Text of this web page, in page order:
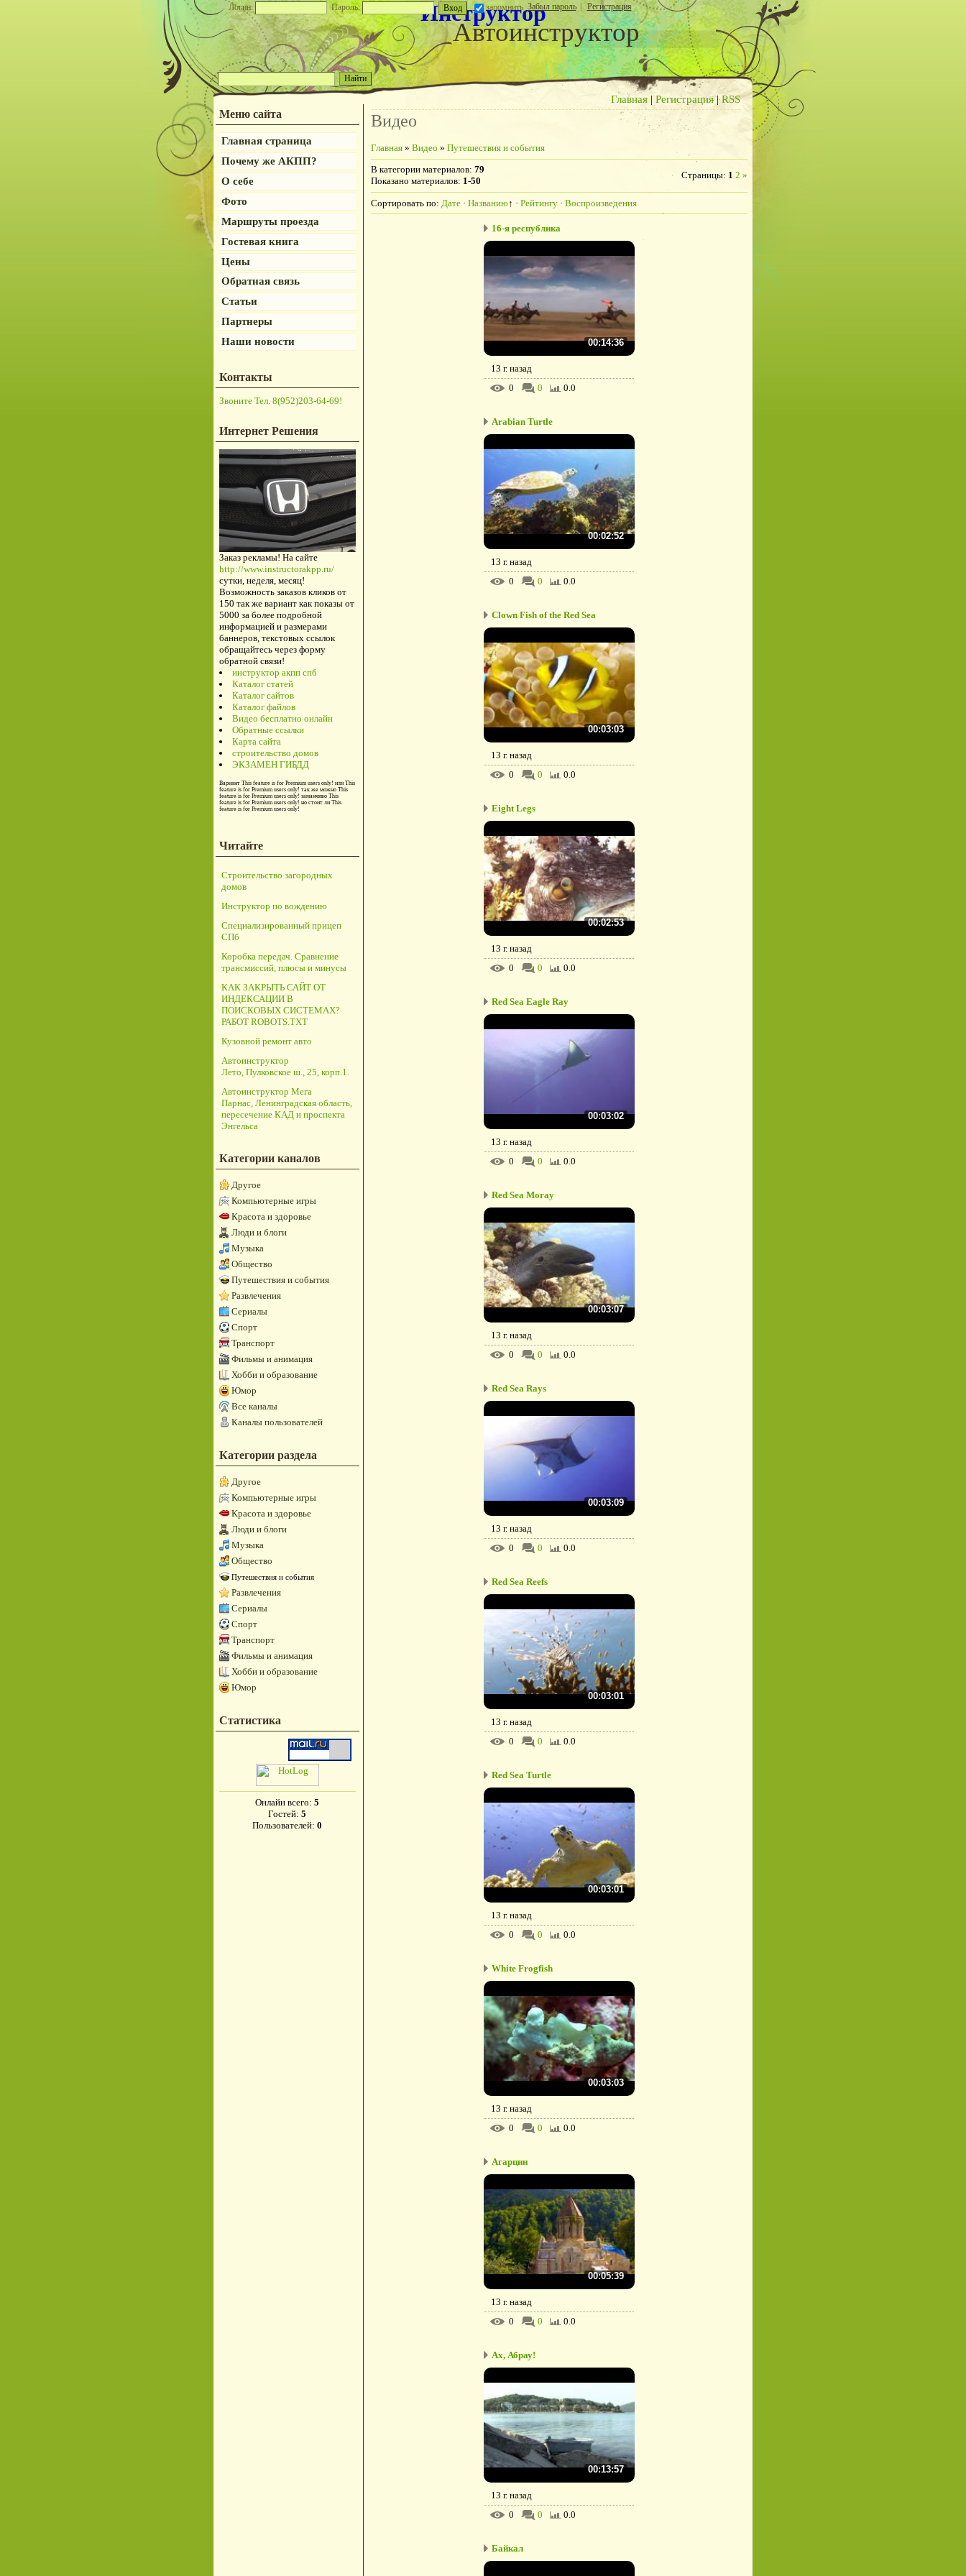
Логин: Пароль: запомнить Забыл пароль | Регистрация
Автоинструктор
Инструктор
Главная| Регистрация|RSS
Меню сайта
Главная страница
Почему же АКПП?
О себе
Фото
Маршруты проезда
Гостевая книга
Цены
Обратная связь
Статьи
Партнеры
Наши новости
Контакты
Звоните Тел. 8(952)203-64-69!
Интернет Решения
Заказ рекламы! На сайте
http://www.instructorakpp.ru/
сутки, неделя, месяц!
Возможность заказов кликов от
150 так же вариант как показы от
5000 за более подробной
информацией и размерами
баннеров, текстовых ссылок
обращайтесь через форму
обратной связи!
инструктор акпп спб
Каталог статей
Каталог сайтов
Каталог файлов
Видео бесплатно онлайн
Обратные ссылки
Карта сайта
строительство домов
ЭКЗАМЕН ГИБДД
Вариант This feature is for Premium users only! или This
feature is for Premium users only! так же можно This
feature is for Premium users only! заманчиво This
feature is for Premium users only! но стоит ли This
feature is for Premium users only!
Читайте
Строительство загородных
домов
Инструктор по вождению
Специализированный прицеп
СПб
Коробка передач. Сравнение
трансмиссий, плюсы и минусы
КАК ЗАКРЫТЬ САЙТ ОТ
ИНДЕКСАЦИИ В
ПОИСКОВЫХ СИСТЕМАХ?
РАБОТ ROBOTS.TXT
Кузовной ремонт авто
Автоинструктор
Лето, Пулковское ш., 25, корп.1.
Автоинструктор Мега
Парнас, Ленинградская область,
пересечение КАД и проспекта
Энгельса
Категории каналов
Другое
Компьютерные игры
Красота и здоровье
Люди и блоги
Музыка
Общество
Путешествия и события
Развлечения
Сериалы
Спорт
Транспорт
Фильмы и анимация
Хобби и образование
Юмор
Все каналы
Каналы пользователей
Категории раздела
Другое
Компьютерные игры
Красота и здоровье
Люди и блоги
Музыка
Общество
Путешествия и события
Развлечения
Сериалы
Спорт
Транспорт
Фильмы и анимация
Хобби и образование
Юмор
Статистика
Онлайн всего: 5
Гостей: 5
Пользователей: 0
Видео
Главная» Видео » Путешествия и события
В категории материалов: 79
Показано материалов: 1-50
Страницы: 1 2 »
Сортировать по: Дате· Названию↑ · Рейтингу· Воспроизведения
16-я республика
00:14:36
13 г. назад
0
0 0.0
Arabian Turtle
00:02:52
13 г. назад
0
0 0.0
Clown Fish of the Red Sea
00:03:03
13 г. назад
0
0 0.0
Eight Legs
00:02:53
13 г. назад
0
0 0.0
Red Sea Eagle Ray
00:03:02
13 г. назад
0
0 0.0
Red Sea Moray
00:03:07
13 г. назад
0
0 0.0
Red Sea Rays
00:03:09
13 г. назад
0
0 0.0
Red Sea Reefs
00:03:01
13 г. назад
0
0 0.0
Red Sea Turtle
00:03:01
13 г. назад
0
0 0.0
White Frogfish
00:03:03
13 г. назад
0
0 0.0
Агарцин
00:05:39
13 г. назад
0
0 0.0
Ах, Абрау!
00:13:57
13 г. назад
0
0 0.0
Байкал